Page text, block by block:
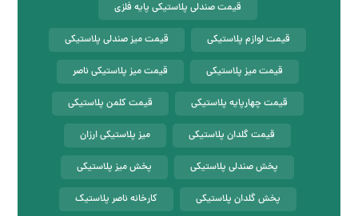
قیمت صندلی پلاستیکی پایه فلزی
قیمت لوازم پلاستیکی قیمت میز صندلی پلاستیکی
قیمت میز پلاستیکی قیمت میز پلاستیکی ناصر
قیمت چهارپایه پلاستیکی قیمت کلمن پلاستیکی
قیمت گلدان پلاستیکی میز پلاستیکی ارزان
پخش صندلی پلاستیکی پخش میز پلاستیکی
پخش گلدان پلاستیکی کارخانه ناصر پلاستیک